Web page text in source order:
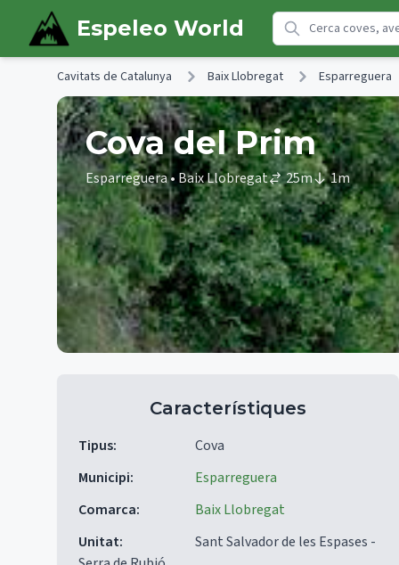
Skip to main content
Espeleo World
Cavitats de Catalunya Baix Llobregat Esparreguera
Cova del Prim
Esparreguera• Baix Llobregat 25m 1m
Característiques
Tipus:
Cova
Municipi:
Esparreguera
Comarca:
Baix Llobregat
Unitat:
Sant Salvador de les Espases -